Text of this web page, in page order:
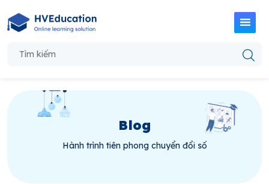
Blog
Hành trình tiên phong chuyển đổi số